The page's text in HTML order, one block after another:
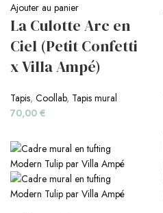
Ajouter au panier
La Culotte Arc en
Ciel (Petit Confetti
x Villa Ampé)
Tapis, Coollab, Tapis mural
70,00 €